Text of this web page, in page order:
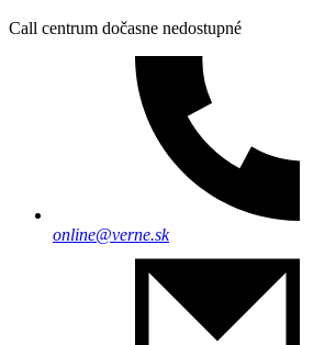
Call centrum dočasne nedostupné
online@verne.sk